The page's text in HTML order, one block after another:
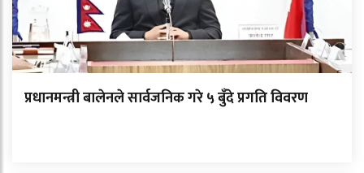
प्रधानमन्त्री बालेनले सार्वजनिक गरे ५ बुँदे प्रगति विवरण